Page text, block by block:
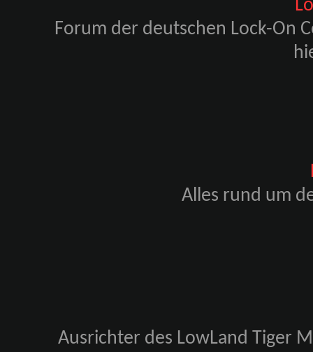
Forum der deutschen Lock-On
Alles rund um
Ausrichter des LowLand Tiger